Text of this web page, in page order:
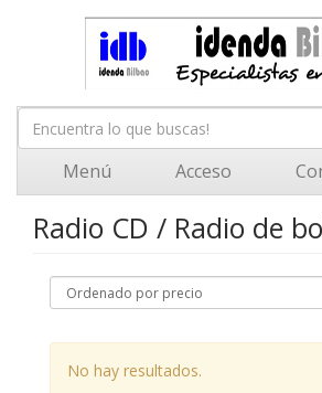
Menú Acceso
Radio CD / Radio de
No hay resultados.